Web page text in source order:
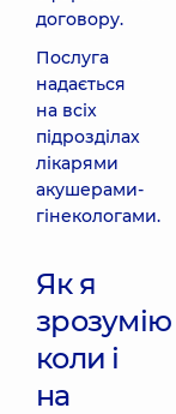
договору.
Послуга
надається
на всіх
підрозділах
лікарями
акушерами-
гінекологами.
Як я
зрозумію
коли і
на